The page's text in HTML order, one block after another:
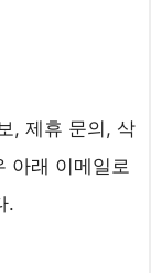
, 제휴 문의, 삭
아래 이메일로
.